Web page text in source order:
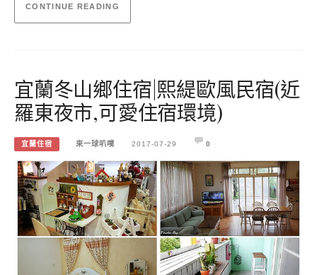
CONTINUE READING
宜蘭冬山鄉住宿|熙緹歐風民宿(近
羅東夜市,可愛住宿環境)
宜蘭住宿 來一球叭噗 2017-07-29 0